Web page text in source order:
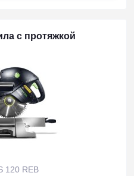
с протяжкой
120 REB